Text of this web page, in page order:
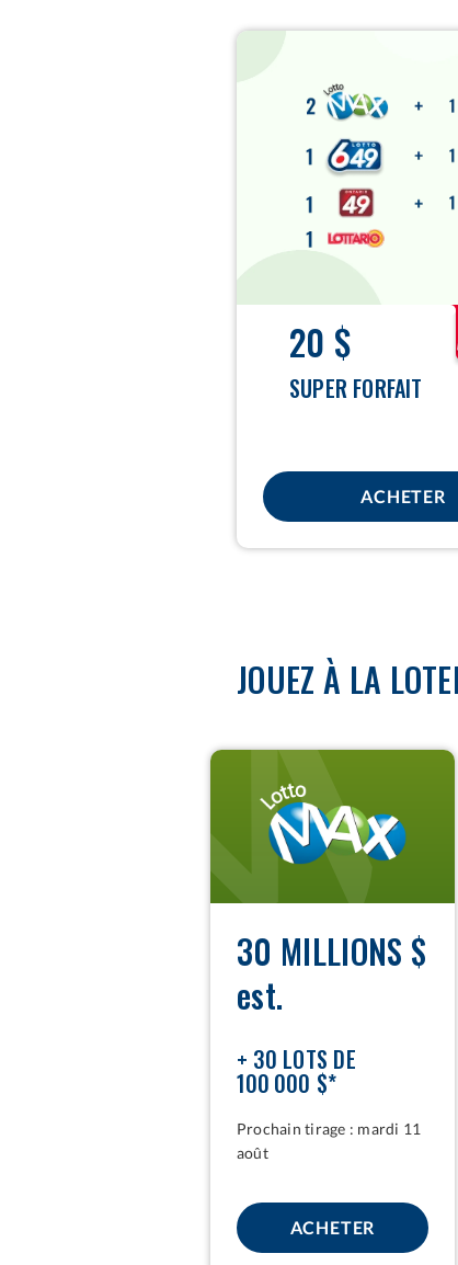
20
20 $
SUPER FORFAIT
ACHETER
JOUEZ À LA
30 MILLIONS $
est.
+ 30 LOTS DE
100 000 $*
Prochain tirage : mardi 11
août
ACHETER POUR